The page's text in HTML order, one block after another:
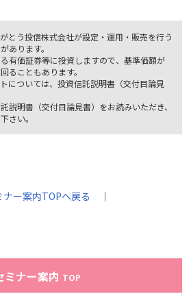
とう投信株式会社が設定・運用・販売を行う
あります。
有価証券等に投資しますので、基準価額が
ることもあります。
については、投資信託説明書（交付目論見
説明書（交付目論見書）をお読みいただき、
さい。
ナー案内TOPへ戻る ｜
ミナー案内 TOP